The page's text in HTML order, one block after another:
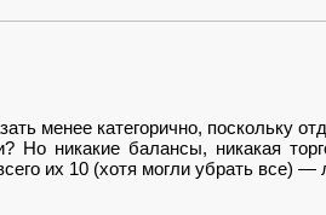
менее категорично, поскольку
никакие балансы, никакая
их 10 (хотя могли убрать все) —